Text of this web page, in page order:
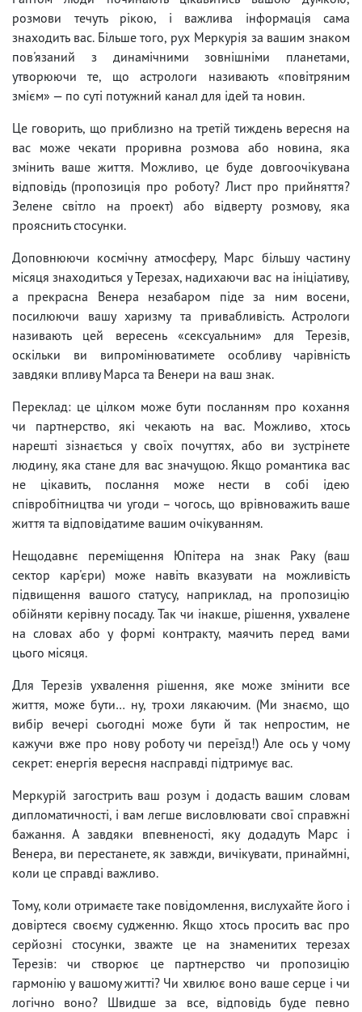
розмови течуть рікою, і важлива інформація сама
знаходить вас. Більше того, рух Меркурія за вашим знаком
пов'язаний з динамічними зовнішніми планетами,
утворюючи те, що астрологи називають «повітряним
змієм» — по суті потужний канал для ідей та новин.
Це говорить, що приблизно на третій тиждень вересня на
вас може чекати проривна розмова або новина, яка
змінить ваше життя. Можливо, це буде довгоочікувана
відповідь (пропозиція про роботу? Лист про прийняття?
Зелене світло на проект) або відверту розмову, яка
прояснить стосунки.
Доповнюючи космічну атмосферу, Марс більшу частину
місяця знаходиться у Терезах, надихаючи вас на ініціативу,
а прекрасна Венера незабаром піде за ним восени,
посилюючи вашу харизму та привабливість. Астрологи
називають цей вересень «сексуальним» для Терезів,
оскільки ви випромінюватимете особливу чарівність
завдяки впливу Марса та Венери на ваш знак.
Переклад: це цілком може бути посланням про кохання
чи партнерство, які чекають на вас. Можливо, хтось
нарешті зізнається у своїх почуттях, або ви зустрінете
людину, яка стане для вас значущою. Якщо романтика вас
не цікавить, послання може нести в собі ідею
співробітництва чи угоди – чогось, що врівноважить ваше
життя та відповідатиме вашим очікуванням.
Нещодавнє переміщення Юпітера на знак Раку (ваш
сектор кар'єри) може навіть вказувати на можливість
підвищення вашого статусу, наприклад, на пропозицію
обійняти керівну посаду. Так чи інакше, рішення, ухвалене
на словах або у формі контракту, маячить перед вами
цього місяця.
Для Терезів ухвалення рішення, яке може змінити все
життя, може бути… ну, трохи лякаючим. (Ми знаємо, що
вибір вечері сьогодні може бути й так непростим, не
кажучи вже про нову роботу чи переїзд!) Але ось у чому
секрет: енергія вересня насправді підтримує вас.
Меркурій загострить ваш розум і додасть вашим словам
дипломатичності, і вам легше висловлювати свої справжні
бажання. А завдяки впевненості, яку додадуть Марс і
Венера, ви перестанете, як завжди, вичікувати, принаймні,
коли це справді важливо.
Тому, коли отримаєте таке повідомлення, вислухайте його і
довіртеся своєму судженню. Якщо хтось просить вас про
серйозні стосунки, зважте це на знаменитих терезах
Терезів: чи створює це партнерство чи пропозицію
гармонію у вашому житті? Чи хвилює воно ваше серце і чи
логічно воно? Швидше за все, відповідь буде певно